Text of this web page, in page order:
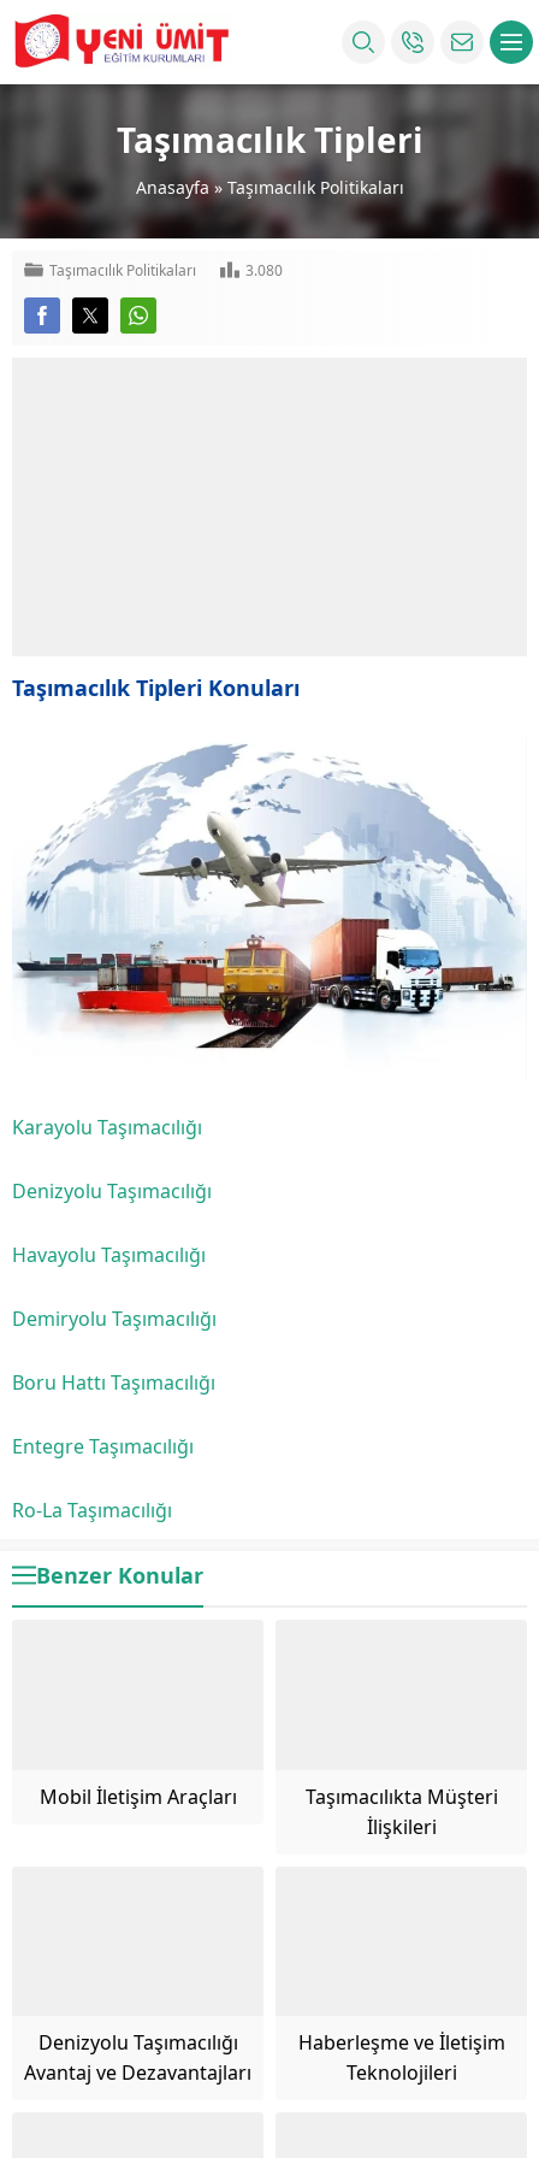
Taşımacılık Tipleri
Anasayfa» Taşımacılık Politikaları
Taşımacılık Politikaları 3.080
Taşımacılık Tipleri Konuları
Karayolu Taşımacılığı
Denizyolu Taşımacılığı
Havayolu Taşımacılığı
Demiryolu Taşımacılığı
Boru Hattı Taşımacılığı
Entegre Taşımacılığı
Ro-La Taşımacılığı
Benzer Konular
Mobil İletişim Araçları
Taşımacılıkta Müşteri
İlişkileri
Denizyolu Taşımacılığı
Avantaj ve Dezavantajları
Haberleşme ve İletişim
Teknolojileri